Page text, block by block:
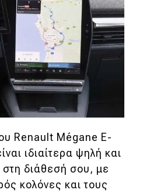
Renault Mégane E-
ιδιαίτερα ψηλή και
διάθεσή σου, με
κολόνες και τους